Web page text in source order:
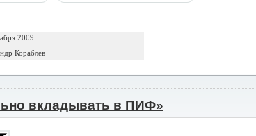
2009
Кораблев
вкладывать в ПИФ»